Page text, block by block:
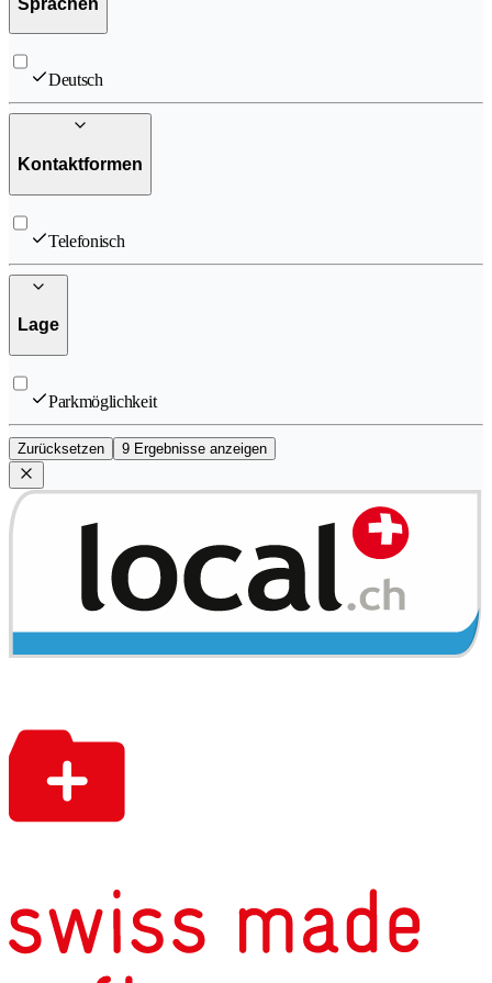
Deutsch
Kontaktformen
Telefonisch
Lage
Parkmöglichkeit
Zurücksetzen 9 Ergebnisse anzeigen